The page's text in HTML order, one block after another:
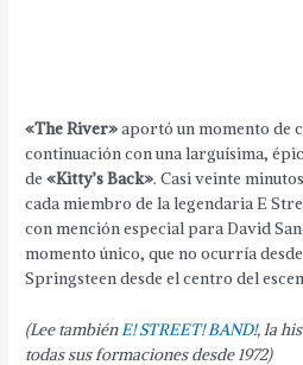
«The River»aportó un momento de
continuación con una larguísima,
de«Kitty’s Back». Casi veinte
cada miembro de la legendaria E
con mención especial para David
momento único, que no ocurría
Springsteen desde el centro del
(Lee tambiénE! STREET! BAND!, la
todas sus formaciones desde 1972)